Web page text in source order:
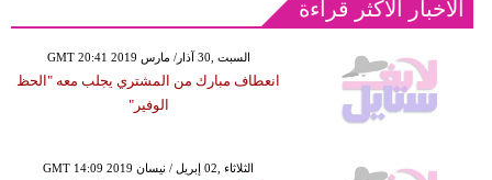
الأخبار الأكثر قراءة
GMT 20:41 2019 السبت ,30 آذار/ مارس
انعطاف مبارك من المشتري يجلب معه "الحظ
الوفير"
GMT 14:09 2019 الثلاثاء ,02 إبريل / نيسان